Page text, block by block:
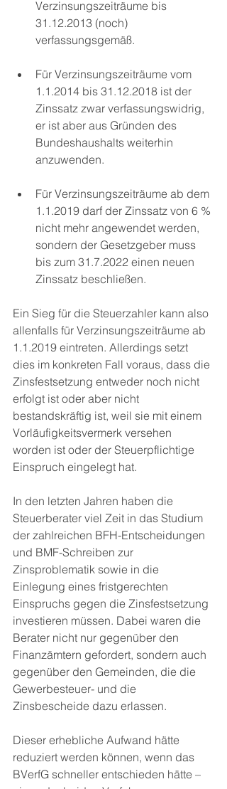
Verzinsungszeiträume bis
31.12.2013 (noch)
verfassungsgemäß.
Für Verzinsungszeiträume vom
1.1.2014 bis 31.12.2018 ist der
Zinssatz zwar verfassungswidrig,
er ist aber aus Gründen des
Bundeshaushalts weiterhin
anzuwenden.
Für Verzinsungszeiträume ab dem
1.1.2019 darf der Zinssatz von 6 %
nicht mehr angewendet werden,
sondern der Gesetzgeber muss
bis zum 31.7.2022 einen neuen
Zinssatz beschließen.
Ein Sieg für die Steuerzahler kann also
allenfalls für Verzinsungszeiträume ab
1.1.2019 eintreten. Allerdings setzt
dies im konkreten Fall voraus, dass die
Zinsfestsetzung entweder noch nicht
erfolgt ist oder aber nicht
bestandskräftig ist, weil sie mit einem
Vorläufigkeitsvermerk versehen
worden ist oder der Steuerpflichtige
Einspruch eingelegt hat.
In den letzten Jahren haben die
Steuerberater viel Zeit in das Studium
der zahlreichen BFH-Entscheidungen
und BMF-Schreiben zur
Zinsproblematik sowie in die
Einlegung eines fristgerechten
Einspruchs gegen die Zinsfestsetzung
investieren müssen. Dabei waren die
Berater nicht nur gegenüber den
Finanzämtern gefordert, sondern auch
gegenüber den Gemeinden, die die
Gewerbesteuer- und die
Zinsbescheide dazu erlassen.
Dieser erhebliche Aufwand hätte
reduziert werden können, wenn das
BVerfG schneller entschieden hätte –